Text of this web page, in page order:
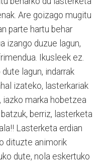
Are goizago mugitu
parte hartu behar
izango duzue lagun,
Ikusleek ez.
lagun, indarrak
izateko, lasterkariak
marka hobetzea
berriz, lasterketa
Lasterketa erdian
dituzte animorik
dute, nola eskertuko